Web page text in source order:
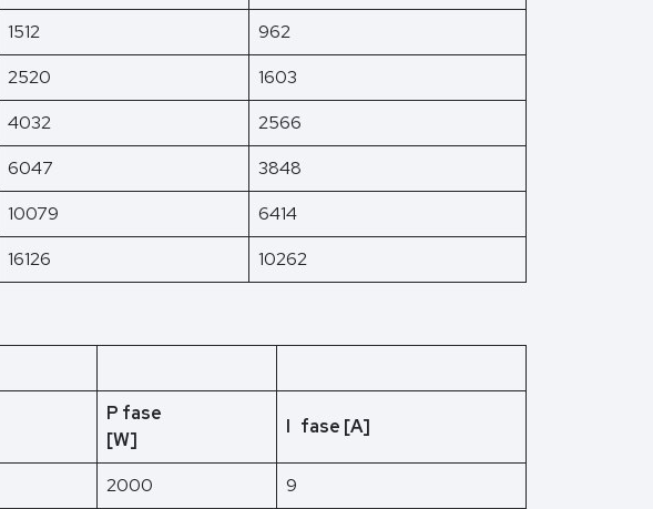
1512
962
2520
1603
4032
2566
6047
3848
10079
6414
16126 10262
P fase
[W]
I fase [A]
2000
9